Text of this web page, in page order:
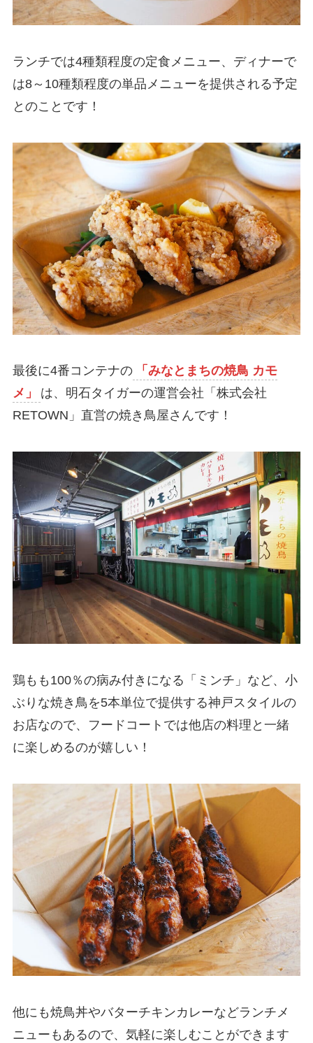
ランチでは4種類程度の定食メニュー、ディナーで
は8～10種類程度の単品メニューを提供される予定
とのことです！
最後に4番コンテナの
「みなとまちの焼鳥 カモ
メ」
は、明石タイガーの運営会社「株式会社
RETOWN」直営の焼き鳥屋さんです！
鶏もも100％の病み付きになる「ミンチ」など、小
ぶりな焼き鳥を5本単位で提供する神戸スタイルの
お店なので、フードコートでは他店の料理と一緒
に楽しめるのが嬉しい！
他にも焼鳥丼やバターチキンカレーなどランチメ
ニューもあるので、気軽に楽しむことができます